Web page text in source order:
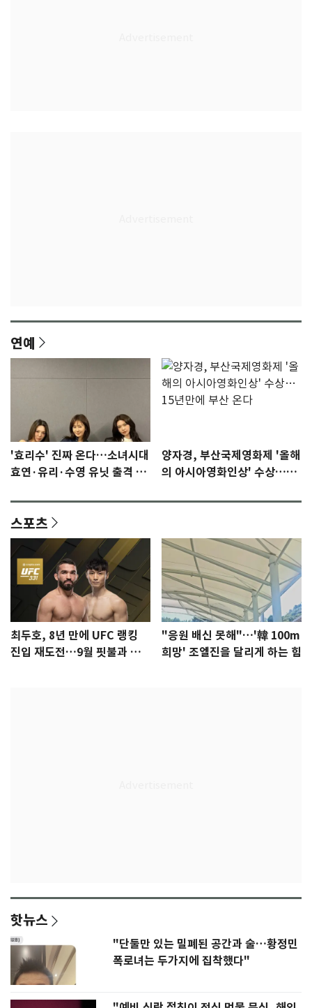
연예
'효리수' 진짜 온다…소녀시대
효연·유리·수영 유닛 출격 [N
양자경, 부산국제영화제 '올해
의 아시아영화인상' 수상…15
스포츠
최두호, 8년 만에 UFC 랭킹
진입 재도전…9월 핏불과 대
"응원 배신 못해"…'韓 100m
희망' 조엘진을 달리게 하는 힘
핫뉴스
"단둘만 있는 밀폐된 공간과 술…황정민
폭로녀는 두가지에 집착했다"